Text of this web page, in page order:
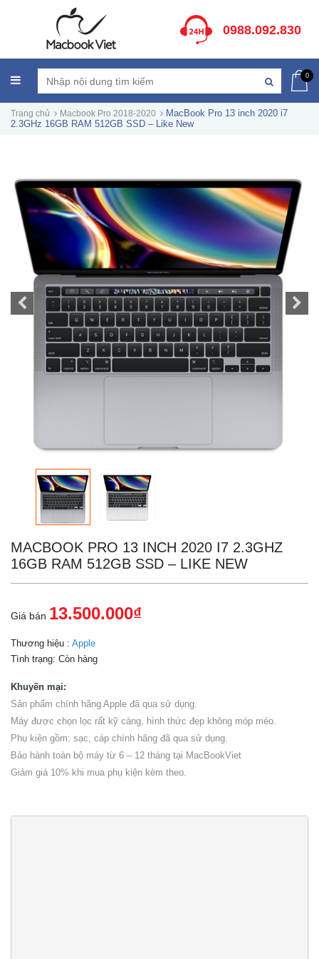
0988.092.830
0
Trang chủ Macbook Pro 2018-2020
MacBook Pro 13 inch 2020 i7
2.3GHz 16GB RAM 512GB SSD – Like New
MACBOOK PRO 13 INCH 2020 I7 2.3GHZ
16GB RAM 512GB SSD – LIKE NEW
Giá bán 13.500.000₫
Thương hiệu : Apple
Tình trạng: Còn hàng
Khuyến mại:
Sản phẩm chính hãng Apple đã qua sử dụng.
Máy được chọn lọc rất kỹ càng, hình thức đẹp không móp méo.
Phụ kiện gồm: sạc, cáp chính hãng đã qua sử dụng.
Bảo hành toàn bộ máy từ 6 – 12 tháng tại MacBookViet
Giảm giá 10% khi mua phụ kiện kèm theo.